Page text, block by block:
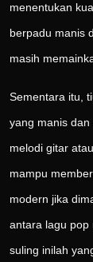
menentukan
berpadu manis
masih
Sementara itu,
yang manis
melodi gitar
mampu
modern jika
antara lagu pop
suling inilah